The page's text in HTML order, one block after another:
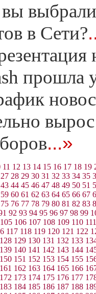
в Сети?
прошла
вырос
...»
11 12 13 14 15 16 17 18 19
27 28 29 30 31 32 33 34 35
43 44 45 46 47 48 49 50 51
59 60 61 62 63 64 65 66 67
75 76 77 78 79 80 81 82 83
92 93 94 95 96 97 98 99
105 106 107 108 109 110 111
117 118 119 120 121 122
128 129 130 131 132 133
139 140 141 142 143 144
150 151 152 153 154 155
161 162 163 164 165 166
172 173 174 175 176 177
183 184 185 186 187 188